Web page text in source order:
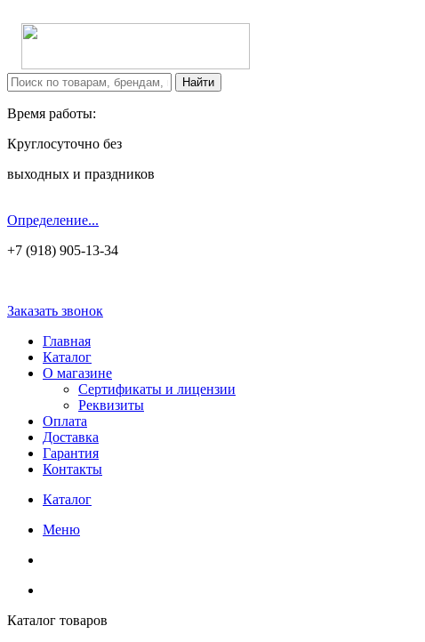
Время работы:
Круглосуточно без
выходных и праздников
Определение...
+7 (918) 905-13-34
Заказать звонок
Главная
Каталог
О магазине
Сертификаты и лицензии
Реквизиты
Оплата
Доставка
Гарантия
Контакты
Каталог
Меню
Каталог товаров